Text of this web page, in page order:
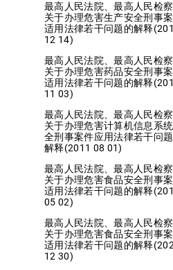
最高人民法院、最高人民检
关于办理危害生产安全刑事
适用法律若干问题的解释
12 14)
最高人民法院、最高人民检
关于办理危害药品安全刑事
适用法律若干问题的解释
11 03)
最高人民法院、最高人民检
关于办理危害计算机信息系
全刑事案件应用法律若干问
解释(2011 08 01)
最高人民法院、最高人民检
关于办理危害食品安全刑事
适用法律若干问题的解释
05 02)
最高人民法院、最高人民检
关于办理危害食品安全刑事
适用法律若干问题的解释
12 30)